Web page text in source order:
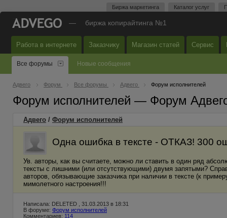
Биржа маркетинга Каталог услуг
— биржа копирайтинга №1
Работа в интернете Заказчику Магазин статей Сервис
Все форумы Новые сообщения
Адвего Форум Все форумы Адвего Форум исполнителей
Форум исполнителей — Форум
Адвего / Форум исполнителей
Одна ошибка в тексте - ОТКАЗ! 300
Ув. авторы, как вы считаете, можно ли ставить в один ряд
тексты с лишними (или отсутствующими) двумя запятыми?
авторов, обязывающие заказчика при наличии в тексте (к
мимолетного настроения!!!
Написала: DELETED , 31.03.2013 в 18:31
В форуме: Форум исполнителей
Комментариев: 114